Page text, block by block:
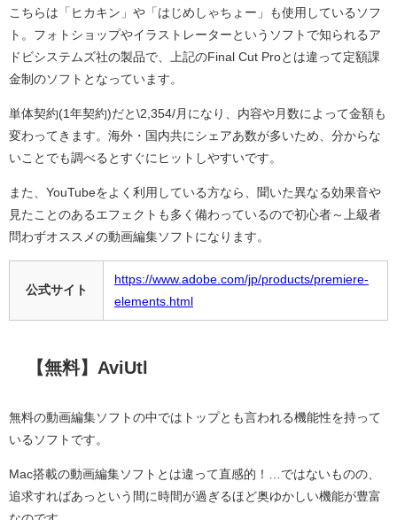
こちらは「ヒカキン」や「はじめしゃちょー」も使用しているソフ
ト。フォトショップやイラストレーターというソフトで知られるア
ドビシステムズ社の製品で、上記のFinal Cut Proとは違って定額課
金制のソフトとなっています。
単体契約(1年契約)だと\2,354/月になり、内容や月数によって金額も
変わってきます。海外・国内共にシェアあ数が多いため、分からな
いことでも調べるとすぐにヒットしやすいです。
また、YouTubeをよく利用している方なら、聞いた異なる効果音や
見たことのあるエフェクトも多く備わっているので初心者～上級者
問わずオススメの動画編集ソフトになります。
公式サイト
https://www.adobe.com/jp/products/premiere-
elements.html
【無料】AviUtl
無料の動画編集ソフトの中ではトップとも言われる機能性を持って
いるソフトです。
Mac搭載の動画編集ソフトとは違って直感的！…ではないものの、
追求すればあっという間に時間が過ぎるほど奥ゆかしい機能が豊富